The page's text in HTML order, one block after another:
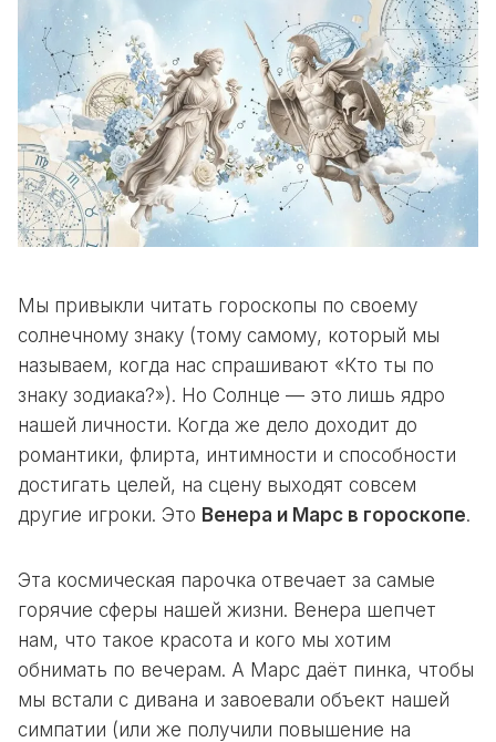
Мы привыкли читать гороскопы по своему
солнечному знаку (тому самому, который мы
называем, когда нас спрашивают «Кто ты по
знаку зодиака?»). Но Солнце — это лишь ядро
нашей личности. Когда же дело доходит до
романтики, флирта, интимности и способности
достигать целей, на сцену выходят совсем
другие игроки. Это Венера и Марс в гороскопе.
Эта космическая парочка отвечает за самые
горячие сферы нашей жизни. Венера шепчет
нам, что такое красота и кого мы хотим
обнимать по вечерам. А Марс даёт пинка, чтобы
мы встали с дивана и завоевали объект нашей
симпатии (или же получили повышение на